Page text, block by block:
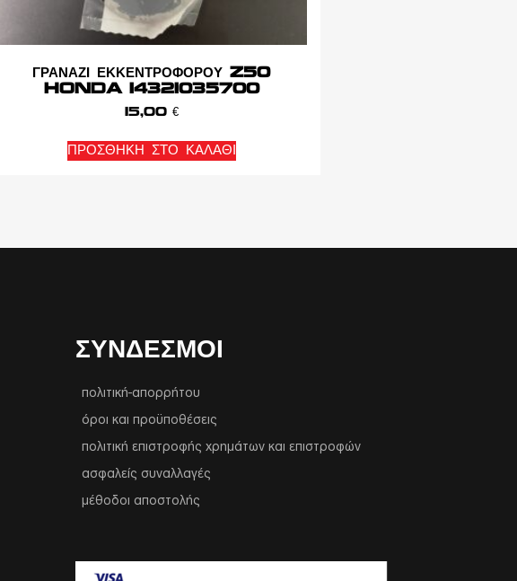
ΓΡΑΝΑΖΙ ΕΚΚΕΝΤΡΟΦΟΡΟΥ Z50
HONDA 14321035700
15,00 €
ΠΡΟΣΘΉΚΗ ΣΤΟ ΚΑΛΆΘΙ
ΣΥΝΔΕΣΜΟΙ
πολιτική-απορρήτου
όροι και προϋποθέσεις
πολιτική επιστροφής χρημάτων και επιστροφών
ασφαλείς συναλλαγές
μέθοδοι αποστολής